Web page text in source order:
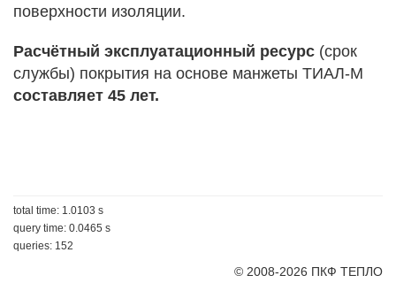
поверхности изоляции.
Расчётный эксплуатационный ресурс (срок
службы) покрытия на основе манжеты ТИАЛ-М
составляет 45 лет.
total time: 1.0103 s
query time: 0.0465 s
queries: 152
© 2008-2026 ПКФ ТЕПЛО